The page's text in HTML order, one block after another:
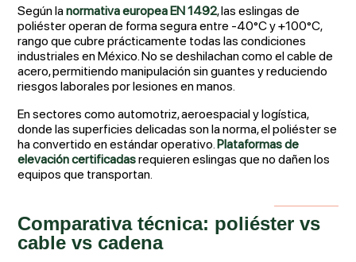
Según la normativa europea EN 1492, las eslingas de
poliéster operan de forma segura entre -40°C y +100°C,
rango que cubre prácticamente todas las condiciones
industriales en México. No se deshilachan como el cable de
acero, permitiendo manipulación sin guantes y reduciendo
riesgos laborales por lesiones en manos.
En sectores como automotriz, aeroespacial y logística,
donde las superficies delicadas son la norma, el poliéster se
ha convertido en estándar operativo.Plataformas de
elevación certificadasrequieren eslingas que no dañen los
equipos que transportan.
Comparativa técnica: poliéster vs
cable vs cadena